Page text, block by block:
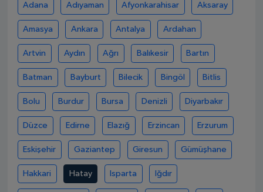
Adana Adıyaman Afyonkarahisar Aksaray
Amasya Ankara Antalya Ardahan
Artvin Aydın Ağrı Balıkesir Bartın
Batman Bayburt Bilecik Bingöl Bitlis
Bolu Burdur Bursa Denizli Diyarbakır
Düzce Edirne Elazığ Erzincan Erzurum
Eskişehir Gaziantep Giresun Gümüşhane
Hakkari Hatay Isparta Iğdır